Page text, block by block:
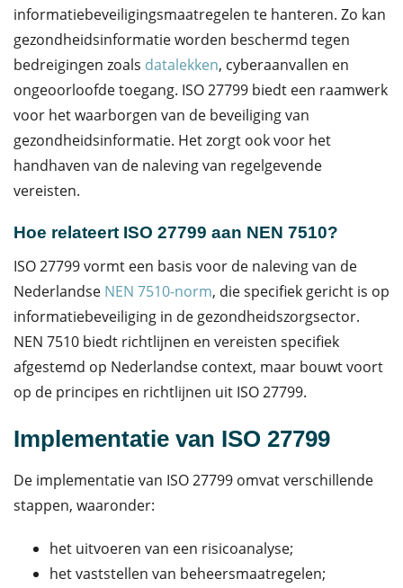
informatiebeveiligingsmaatregelen te hanteren. Zo kan
gezondheidsinformatie worden beschermd tegen
bedreigingen zoals datalekken, cyberaanvallen en
ongeoorloofde toegang. ISO 27799 biedt een raamwerk
voor het waarborgen van de beveiliging van
gezondheidsinformatie. Het zorgt ook voor het
handhaven van de naleving van regelgevende
vereisten.
Hoe relateert ISO 27799 aan NEN 7510?
ISO 27799 vormt een basis voor de naleving van de
Nederlandse NEN 7510-norm, die specifiek gericht is op
informatiebeveiliging in de gezondheidszorgsector.
NEN 7510 biedt richtlijnen en vereisten specifiek
afgestemd op Nederlandse context, maar bouwt voort
op de principes en richtlijnen uit ISO 27799.
Implementatie van ISO 27799
De implementatie van ISO 27799 omvat verschillende
stappen, waaronder:
het uitvoeren van een risicoanalyse;
het vaststellen van beheersmaatregelen;